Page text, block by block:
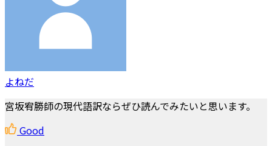
よねだ
宮坂宥勝師の現代語訳ならぜひ読んでみたいと思います。
Good